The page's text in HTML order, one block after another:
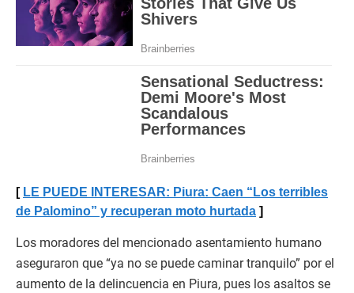
LE PUEDE INTERESAR: Piura: Caen “Los terribles
de Palomino” y recuperan moto hurtada
Los moradores del mencionado asentamiento humano
aseguraron que “ya no se puede caminar tranquilo” por el
aumento de la delincuencia en Piura, pues los asaltos se